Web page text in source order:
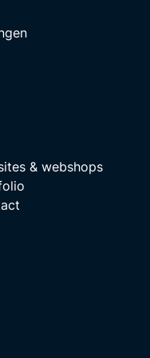
& webshops